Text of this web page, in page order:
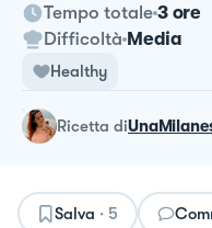
Tempo totale 3 ore
Difficoltà Media
Healthy
ricetta di
Salva · 5